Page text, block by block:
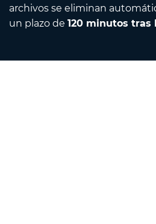
archivos se eliminan
un plazo de 120 minutos tras